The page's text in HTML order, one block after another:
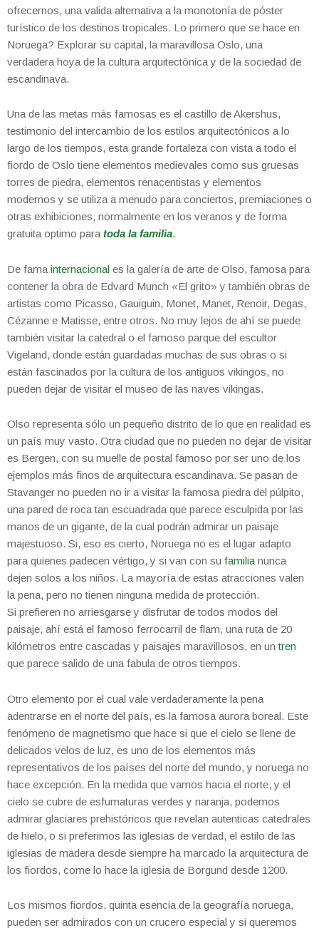
ofrecernos, una valida alternativa a la monotonía de póster
turístico de los destinos tropicales. Lo primero que se hace en
Noruega? Explorar su capital, la maravillosa Oslo, una
verdadera hoya de la cultura arquitectónica y de la sociedad de
escandinava.
Una de las metas más famosas es el castillo de Akershus,
testimonio del intercambio de los estilos arquitectónicos a lo
largo de los tiempos, esta grande fortaleza con vista a todo el
fiordo de Oslo tiene elementos medievales como sus gruesas
torres de piedra, elementos renacentistas y elementos
modernos y se utiliza a menudo para conciertos, premiaciones o
otras exhibiciones, normalmente en los veranos y de forma
gratuita optimo para toda la familia.
De fama internacional es la galería de arte de Olso, famosa para
contener la obra de Edvard Munch «El grito» y también obras de
artistas como Picasso, Gauiguin, Monet, Manet, Renoir, Degas,
Cézanne e Matisse, entre otros. No muy lejos de ahí se puede
también visitar la catedral o el famoso parque del escultor
Vigeland, donde están guardadas muchas de sus obras o si
están fascinados por la cultura de los antiguos vikingos, no
pueden dejar de visitar el museo de las naves vikingas.
Olso representa sólo un pequeño distrito de lo que en realidad es
un país muy vasto. Otra ciudad que no pueden no dejar de visitar
es Bergen, con su muelle de postal famoso por ser uno de los
ejemplos más finos de arquitectura escandinava. Se pasan de
Stavanger no pueden no ir a visitar la famosa piedra del púlpito,
una pared de roca tan escuadrada que parece esculpida por las
manos de un gigante, de la cual podrán admirar un paisaje
majestuoso. Si, eso es cierto, Noruega no es el lugar adapto
para quienes padecen vértigo, y si van con su familia nunca
dejen solos a los niños. La mayoría de estas atracciones valen
la pena, pero no tienen ninguna medida de protección.
Si prefieren no arriesgarse y disfrutar de todos modos del
paisaje, ahí está el famoso ferrocarril de flam, una ruta de 20
kilómetros entre cascadas y paisajes maravillosos, en untren
que parece salido de una fabula de otros tiempos.
Otro elemento por el cual vale verdaderamente la pena
adentrarse en el norte del país, es la famosa aurora boreal. Este
fenómeno de magnetismo que hace si que el cielo se llene de
delicados velos de luz, es uno de los elementos más
representativos de los países del norte del mundo, y noruega no
hace excepción. En la medida que vamos hacia el norte, y el
cielo se cubre de esfumaturas verdes y naranja, podemos
admirar glaciares prehistóricos que revelan autenticas catedrales
de hielo, o si preferimos las iglesias de verdad, el estilo de las
iglesias de madera desde siempre ha marcado la arquitectura de
los fiordos, come lo hace la iglesia de Borgund desde 1200.
Los mismos fiordos, quinta esencia de la geografía noruega,
pueden ser admirados con un crucero especial y si queremos